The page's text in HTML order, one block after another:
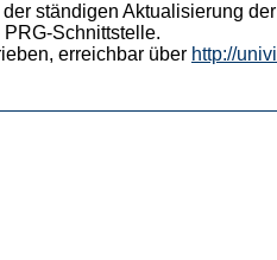
ständigen Aktualisierung
Schnittstelle.
erreichbar über http://